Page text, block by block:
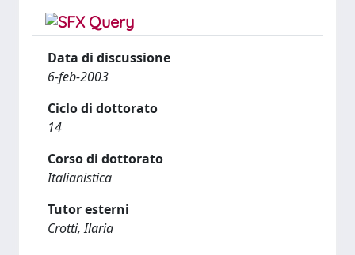
Data di discussione
6-feb-2003
Ciclo di dottorato
14
Corso di dottorato
Italianistica
Tutor esterni
Crotti, Ilaria